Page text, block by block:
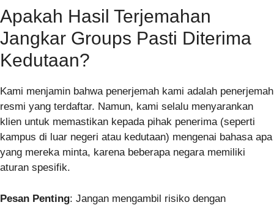
Apakah Hasil Terjemahan
Jangkar Groups Pasti Diterima
Kedutaan?
Kami menjamin bahwa penerjemah kami adalah penerjemah
resmi yang terdaftar. Namun, kami selalu menyarankan
klien untuk memastikan kepada pihak penerima (seperti
kampus di luar negeri atau kedutaan) mengenai bahasa apa
yang mereka minta, karena beberapa negara memiliki
aturan spesifik.
Pesan Penting: Jangan mengambil risiko dengan